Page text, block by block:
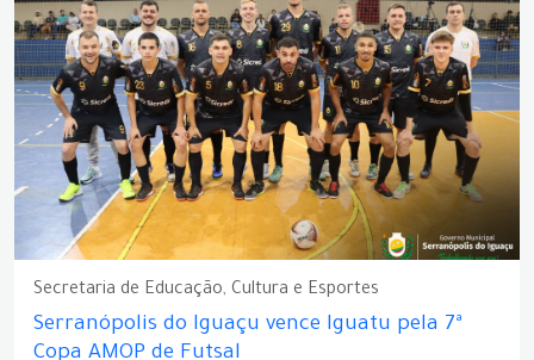
Secretaria de Educação, Cultura e Esportes
Serranópolis do Iguaçu vence Iguatu pela 7ª
Copa AMOP de Futsal